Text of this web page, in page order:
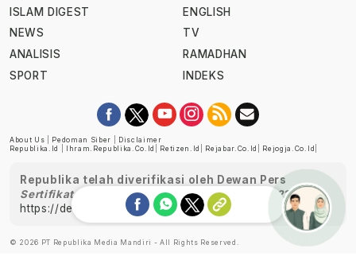
ISLAM DIGEST
NEWS
ANALISIS
SPORT
ENGLISH
TV
RAMADHAN
INDEKS
About Us Pedoman Siber
Disclaimer
Republika.id
Ihram.republika.co.id Retizen.id Rejabar.co.id Rejogja.co.id
Republika telah diverifikasi oleh Dewan Pers
Sertifikat Nomor 1058/DP-Verifikasi/K/XII/2022
https://dewanpers.or.id/data/perusahaanpers
© 2026 PT Republika Media Mandiri - All Rights Reserved. Ask me!